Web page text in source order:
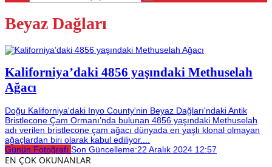
Beyaz Dağları
Kaliforniya’daki 4856 yaşındaki Methuselah
Ağacı
Doğu Kaliforniya'daki Inyo County'nin Beyaz Dağları'ndaki Antik
Bristlecone Çam Ormanı’nda bulunan 4856 yaşındaki Methuselah
adı verilen bristlecone çam ağacı dünyada en yaşlı klonal olmayan
ağaçlardan biri olarak kabul ediliyor....
Günün Fotoğrafı Son Güncelleme:22 Aralık 2024 12:57
EN ÇOK OKUNANLAR